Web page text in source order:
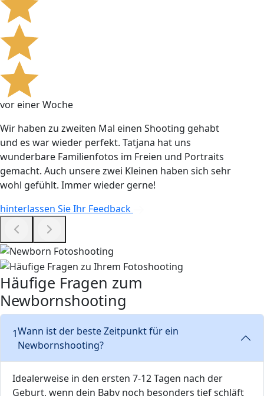
vor einer Woche
Wir haben zu zweiten Mal einen Shooting gehabt
und es war wieder perfekt. Tatjana hat uns
wunderbare Familienfotos im Freien und Portraits
gemacht. Auch unsere zwei Kleinen haben sich sehr
wohl gefühlt. Immer wieder gerne!
hinterlassen Sie Ihr Feedback
Häufige Fragen zum
Newbornshooting
1Wann ist der beste Zeitpunkt für ein
Newbornshooting?
Idealerweise in den ersten 7-12 Tagen nach der
Geburt, wenn dein Baby noch besonders tief schläft